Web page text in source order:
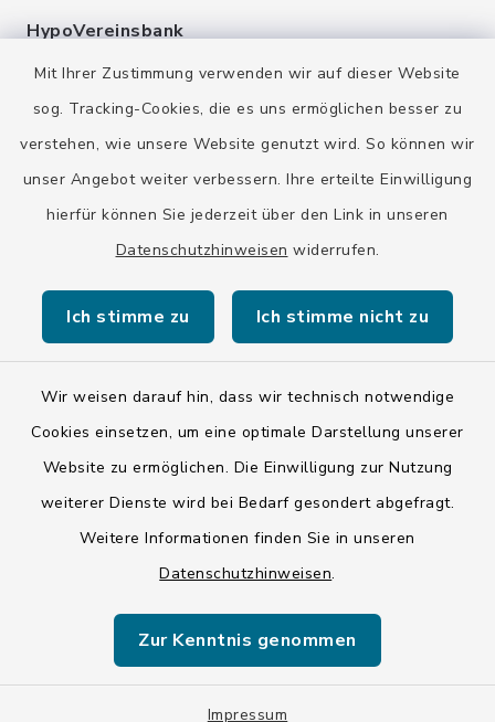
Mit Ihrer Zustimmung verwenden wir auf dieser Website
sog. Tracking-Cookies, die es uns ermöglichen besser zu
verstehen, wie unsere Website genutzt wird. So können wir
unser Angebot weiter verbessern. Ihre erteilte Einwilligung
hierfür können Sie jederzeit über den Link in unseren
Datenschutzhinweisen widerrufen.
Ich stimme zu Ich stimme nicht zu
Wir weisen darauf hin, dass wir technisch notwendige
Cookies einsetzen, um eine optimale Darstellung unserer
Website zu ermöglichen. Die Einwilligung zur Nutzung
weiterer Dienste wird bei Bedarf gesondert abgefragt.
Weitere Informationen finden Sie in unseren
Datenschutzhinweisen.
Zur Kenntnis genommen
Impressum
HypoVereinsbank
HYVEDEMMXXX
Kontakt
Barrierefreiheit
Impressum
ISIS 12
Sitemap
Cookie-Einstellungen